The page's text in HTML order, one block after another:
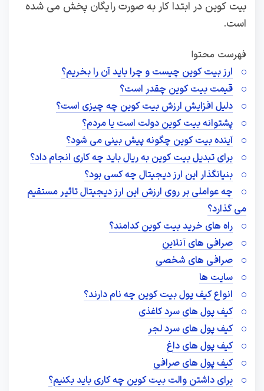
بیت کوین در ابتدا کار به صورت رایگان پخش می شده
است.
فهرست محتوا
ارز بیت کوین چیست و چرا باید آن را بخریم؟
قیمت بیت کوین چقدر است؟
دلیل افزایش ارزش بیت کوین چه چیزی است؟
پشتوانه بیت کوین دولت است یا مردم؟
آینده بیت کوین چگونه پیش بینی می شود؟
برای تبدیل بیت کوین به ریال باید چه کاری انجام داد؟
بنیانگذار این ارز دیجیتال چه کسی بود؟
چه عواملی بر روی ارزش این ارز دیجیتال تاثیر مستقیم
می گذارد؟
راه های خرید بیت کوین کدامند؟
صرافی های آنلاین
صرافی‌ های شخصی
سایت ها
انواع کیف پول بیت کوین چه نام دارند؟
کیف پول های سرد کاغذی
کیف پول های سرد لجر
کیف پول های داغ
کیف پول های صرافی
برای داشتن والت بیت کوین چه کاری باید بکنیم؟